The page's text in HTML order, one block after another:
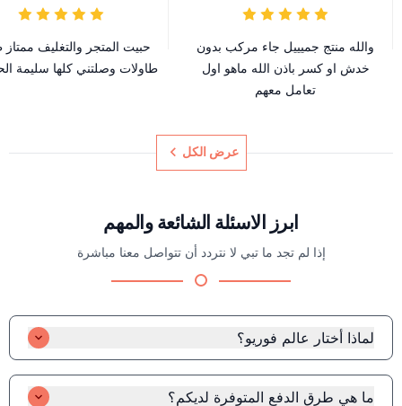
والله منتج جميييل جاء مركب بدون
خدش او كسر باذن الله ماهو اول
تعامل معهم
حبيت المتجر والتغليف
طاولات وصلتني كلها سليمة
عرض الكل
ابرز الاسئلة الشائعة والمهم
إذا لم تجد ما تبي لا نتردد أن تتواصل معنا مباشرة
لماذا أختار عالم فوريو؟
لم يكن مناسبًا لك. ضمان توصيل ذهبي: نوصل طلباتك بحرص تام،
ما هي طرق الدفع المتوفرة لديكم؟